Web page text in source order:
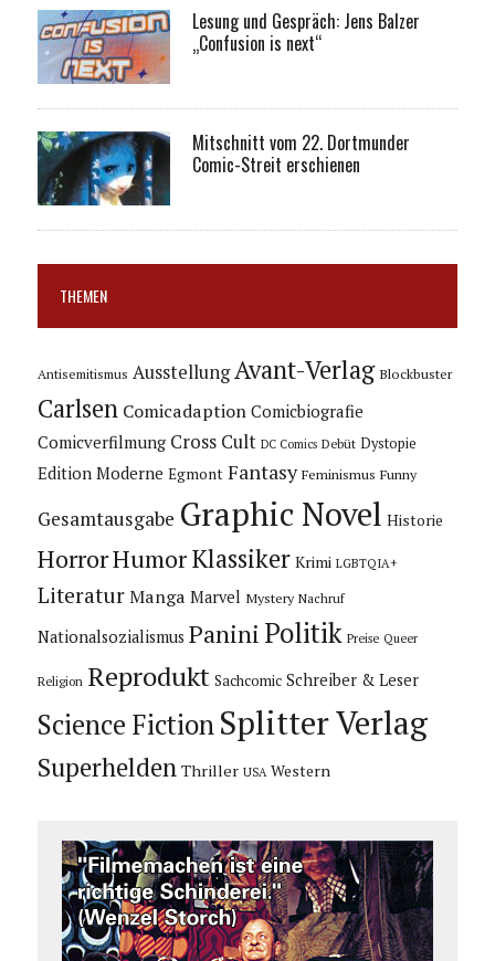
Lesung und Gespräch: Jens Balzer
„Confusion is next“
Mitschnitt vom 22. Dortmunder
Comic-Streit erschienen
THEMEN
Antisemitismus Ausstellung Avant-Verlag Blockbuster
Carlsen Comicadaption Comicbiografie
Comicverfilmung Cross Cult DC Comics Debüt Dystopie
Edition Moderne Egmont Fantasy Feminismus Funny
Gesamtausgabe Graphic Novel Historie
HorrorHumorKlassiker Krimi LGBTQIA+
Literatur Manga Marvel Mystery Nachruf
Nationalsozialismus Panini Politik Preise Queer
Religion Reprodukt Sachcomic Schreiber & Leser
Science Fiction Splitter Verlag
Superhelden Thriller USA Western